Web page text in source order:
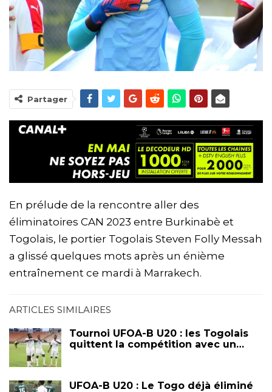
Partager
En prélude de la rencontre aller des
éliminatoires CAN 2023 entre Burkinabè et
Togolais, le portier Togolais Steven Folly Messah
a glissé quelques mots après un énième
entraînement ce mardi à Marrakech.
ARTICLES SIMILAIRES
Tournoi UFOA-B U20 : les Togolais
quittent la compétition avec un…
UFOA-B U20 : Le Togo déjà éliminé